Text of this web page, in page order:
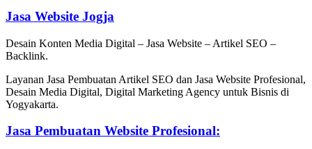
Jasa Website Jogja
Desain Konten Media Digital – Jasa Website – Artikel SEO –
Backlink.
Layanan Jasa Pembuatan Artikel SEO dan Jasa Website Profesional,
Desain Media Digital, Digital Marketing Agency untuk Bisnis di
Yogyakarta.
Jasa Pembuatan Website Profesional: